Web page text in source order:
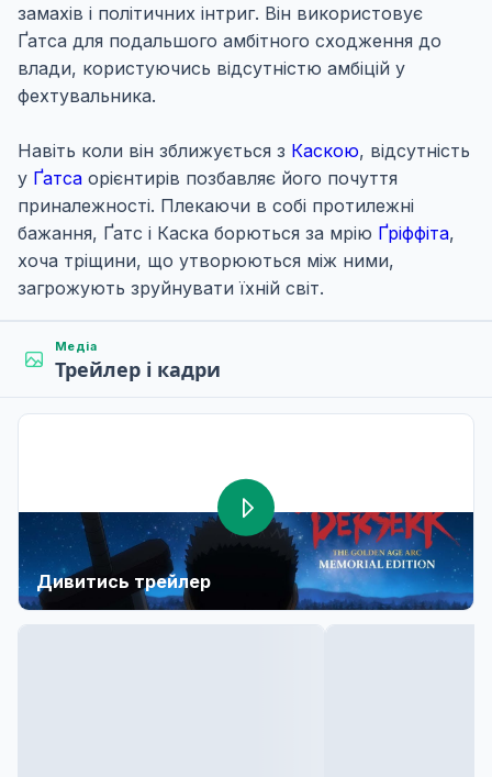
замахів і політичних інтриг. Він використовує
Ґатса для подальшого амбітного сходження до
влади, користуючись відсутністю амбіцій у
фехтувальника.
Навіть коли він зближується з Каскою, відсутність
у Ґатса орієнтирів позбавляє його почуття
приналежності. Плекаючи в собі протилежні
бажання, Ґатс і Каска борються за мрію Ґріффіта,
хоча тріщини, що утворюються між ними,
загрожують зруйнувати їхній світ.
Медіа
Трейлер і кадри
Дивитись трейлер